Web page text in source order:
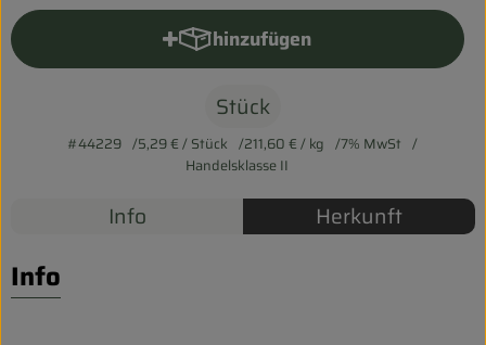
Biohof erleben
Pferdepension & Reitbetrieb
Firmenkunden
hinzufügen
Produkt zum Warenkorb
Stück
#44229 5,29 €/ Stück 211,60 €/ kg
7% MwSt
Handelsklasse II
Info Herkunft
Info